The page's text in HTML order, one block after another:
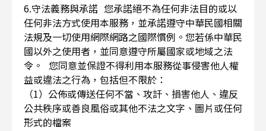
6.守法義務與承諾 您承諾絕不為任何非法目的或以
任何非法方式使用本服務，並承諾遵守中華民國相關
法規及一切使用網際網路之國際慣例。您若係中華民
國以外之使用者，並同意遵守所屬國家或地域之法
令。 您同意並保證不得利用本服務從事侵害他人權
益或違法之行為，包括但不限於：
（1）公佈或傳送任何不當、攻訐、損害他人、違反
公共秩序或善良風俗或其他不法之文字、圖片或任何
形式的檔案